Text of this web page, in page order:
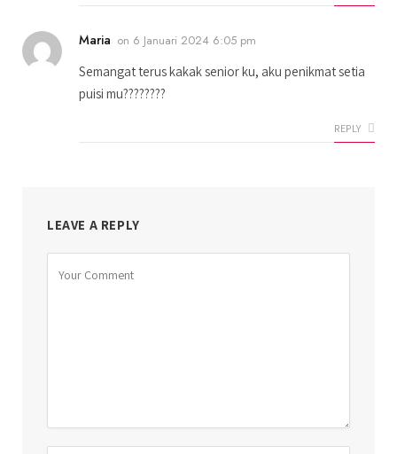
Maria on 6 Januari 2024 6:05 pm
Semangat terus kakak senior ku, aku penikmat setia
puisi mu????????
REPLY
LEAVE A REPLY